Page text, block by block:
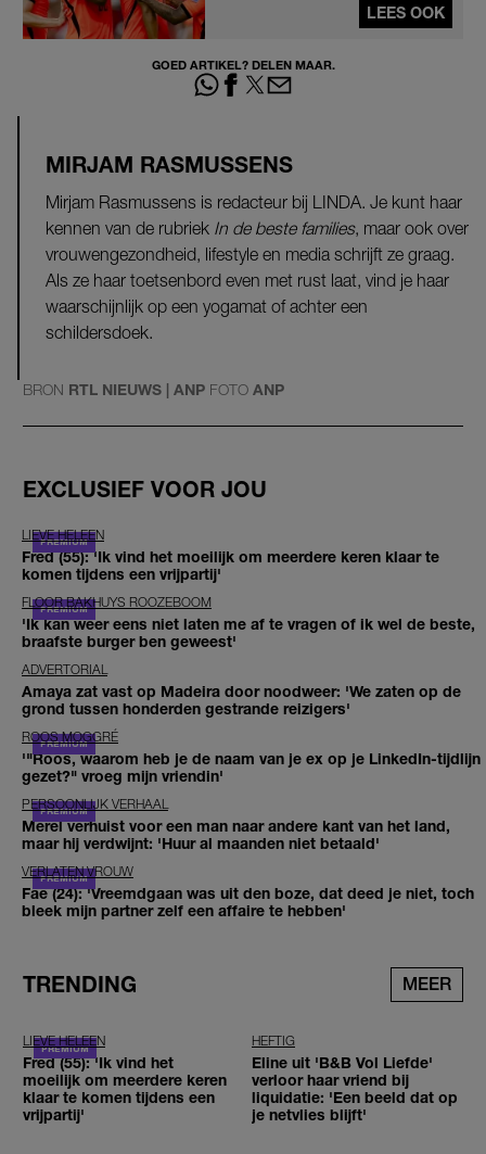
LEES OOK
GOED ARTIKEL? DELEN MAAR.
MIRJAM RASMUSSENS
Mirjam Rasmussens is redacteur bij LINDA. Je kunt haar
kennen van de rubriek In de beste families, maar ook over
vrouwengezondheid, lifestyle en media schrijft ze graag.
Als ze haar toetsenbord even met rust laat, vind je haar
waarschijnlijk op een yogamat of achter een
schildersdoek.
BRON RTL NIEUWS | ANP FOTO ANP
EXCLUSIEF VOOR JOU
LIEVE HELEEN
Fred (55): 'Ik vind het moeilijk om meerdere keren klaar te
komen tijdens een vrijpartij'
FLOOR BAKHUYS ROOZEBOOM
'Ik kan weer eens niet laten me af te vragen of ik wel de beste,
braafste burger ben geweest'
ADVERTORIAL
Amaya zat vast op Madeira door noodweer: 'We zaten op de
grond tussen honderden gestrande reizigers'
ROOS MOGGRÉ
'"Roos, waarom heb je de naam van je ex op je LinkedIn-tijdlijn
gezet?" vroeg mijn vriendin'
PERSOONLIJK VERHAAL
Merel verhuist voor een man naar andere kant van het land,
maar hij verdwijnt: 'Huur al maanden niet betaald'
VERLATEN VROUW
Fae (24): 'Vreemdgaan was uit den boze, dat deed je niet, toch
bleek mijn partner zelf een affaire te hebben'
TRENDING MEER
LIEVE HELEEN
Fred (55): 'Ik vind het
moeilijk om meerdere keren
klaar te komen tijdens een
vrijpartij'
HEFTIG
Eline uit 'B&B Vol Liefde'
verloor haar vriend bij
liquidatie: 'Een beeld dat op
je netvlies blijft'